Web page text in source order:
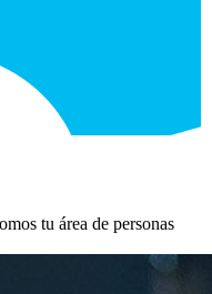
tu área de personas